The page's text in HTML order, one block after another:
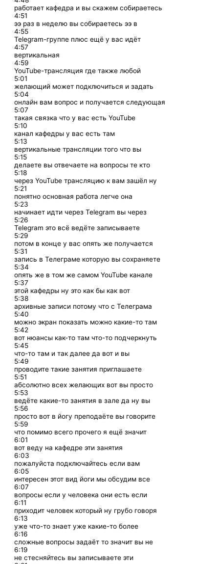
работает кафедра и вы скажем собираетесь
4:51
ээ раз в неделю вы собираетесь ээ в
4:55
Telegram-группе плюс ещё у вас идёт
4:57
вертикальная
4:59
YouTube-трансляция где также любой
5:01
желающий может подключиться и задать
5:04
онлайн вам вопрос и получается следующая
5:07
такая связка что у вас есть YouTube
5:10
канал кафедры у вас есть там
5:13
вертикальные трансляции того что вы
5:15
делаете вы отвечаете на вопросы те кто
5:18
через YouTube трансляцию к вам зашёл ну
5:21
понятно основная работа легче она
5:23
начинает идти через Telegram вы через
5:26
Telegram это всё ведёте записываете
5:29
потом в конце у вас опять же получается
5:31
запись в Телеграме которую вы сохраняете
5:34
опять же в том же самом YouTube канале
5:37
этой кафедры ну это как бы как вот
5:38
архивные записи потому что с Телеграма
5:40
можно экран показать можно какие-то там
5:42
вот нюансы как-то там что-то подчеркнуть
5:45
что-то там и так далее да вот и вы
5:49
проводите такие занятия приглашаете
5:51
абсолютно всех желающих вот вы просто
5:53
ведёте какие-то занятия в зале да ну вы
5:56
просто вот в йогу преподаёте вы говорите
5:59
что помимо всего прочего я ещё значит
6:01
вот веду на кафедре эти занятия
6:03
пожалуйста подключайтесь если вам
6:05
интересен этот вид йоги мы обсудим все
6:07
вопросы если у человека они есть если
6:11
приходит человек который ну грубо говоря
6:13
уже что-то знает уже какие-то более
6:16
сложные вопросы задаёт то значит вы не
6:19
не стесняйтесь вы записываете эти